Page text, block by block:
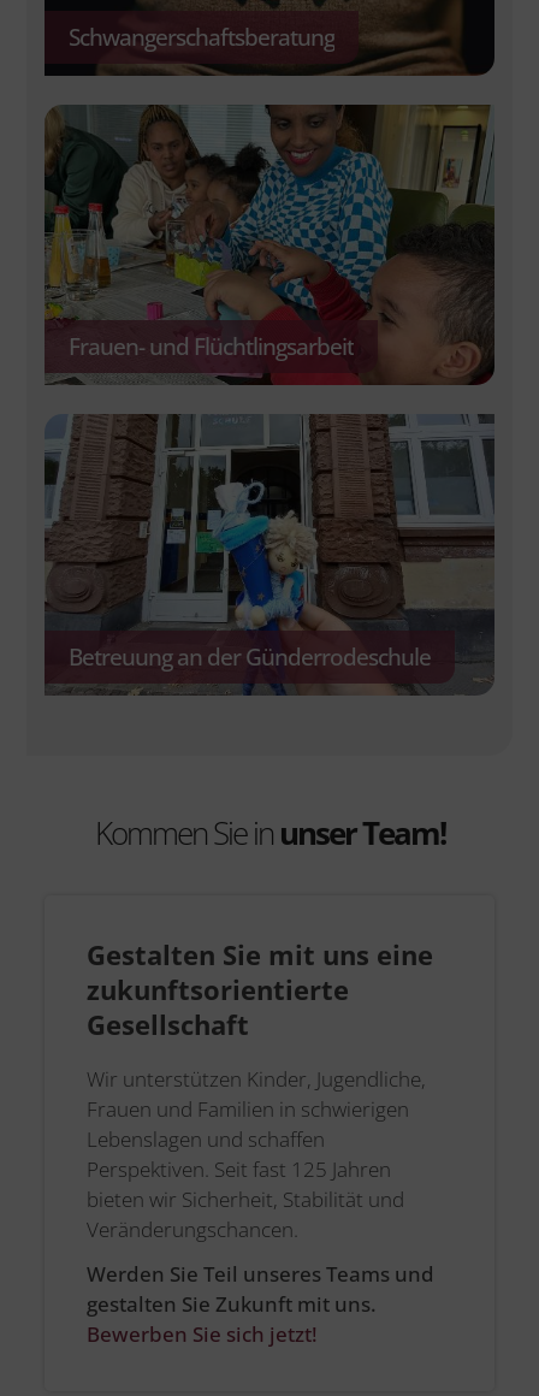
Schwangerschaftsberatung
Frauen- und Flüchtlingsarbeit
Betreuung an der Günderrodeschule
Kommen Sie inunser Team!
Gestalten Sie mit uns eine
zukunftsorientierte
Gesellschaft
Wir unterstützen Kinder, Jugendliche,
Frauen und Familien in schwierigen
Lebenslagen und schaffen
Perspektiven. Seit fast 125 Jahren
bieten wir Sicherheit, Stabilität und
Veränderungschancen.
Werden Sie Teil unseres Teams und
gestalten Sie Zukunft mit uns.
Bewerben Sie sich jetzt!